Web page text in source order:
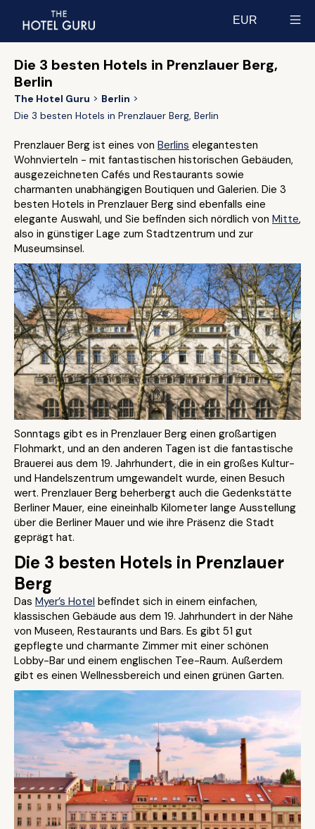
EUR
Die 3 besten Hotels in Prenzlauer Berg,
Berlin
The Hotel Guru
Berlin
Die 3 besten Hotels in Prenzlauer Berg, Berlin
Prenzlauer Berg ist eines von Berlins elegantesten
Wohnvierteln - mit fantastischen historischen Gebäuden,
ausgezeichneten Cafés und Restaurants sowie
charmanten unabhängigen Boutiquen und Galerien. Die 3
besten Hotels in Prenzlauer Berg sind ebenfalls eine
elegante Auswahl, und Sie befinden sich nördlich von Mitte,
also in günstiger Lage zum Stadtzentrum und zur
Museumsinsel.
Sonntags gibt es in Prenzlauer Berg einen großartigen
Flohmarkt, und an den anderen Tagen ist die fantastische
Brauerei aus dem 19. Jahrhundert, die in ein großes Kultur-
und Handelszentrum umgewandelt wurde, einen Besuch
wert. Prenzlauer Berg beherbergt auch die Gedenkstätte
Berliner Mauer, eine eineinhalb Kilometer lange Ausstellung
über die Berliner Mauer und wie ihre Präsenz die Stadt
geprägt hat.
Die 3 besten Hotels in Prenzlauer
Berg
Das Myer’s Hotel befindet sich in einem einfachen,
klassischen Gebäude aus dem 19. Jahrhundert in der Nähe
von Museen, Restaurants und Bars. Es gibt 51 gut
gepflegte und charmante Zimmer mit einer schönen
Lobby-Bar und einem englischen Tee-Raum. Außerdem
gibt es einen Wellnessbereich und einen grünen Garten.